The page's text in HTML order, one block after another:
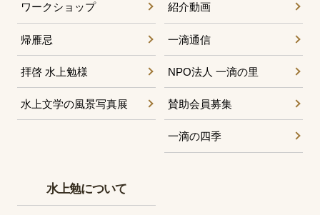
ワークショップ
帰雁忌
拝啓 水上勉様
水上文学の風景写真展
紹介動画
一滴通信
NPO法人 一滴の里
賛助会員募集
一滴の四季
水上勉について